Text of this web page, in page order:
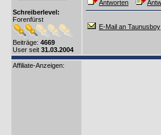
Schreiberlevel:
Forenfürst
Beiträge: 4669
User seit 31.03.2004
Antworten
E-Mail an Taunusboy
Affiliate-Anzeigen: